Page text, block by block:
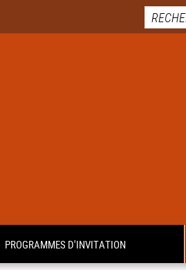
PROGRAMMES D'INVITATION